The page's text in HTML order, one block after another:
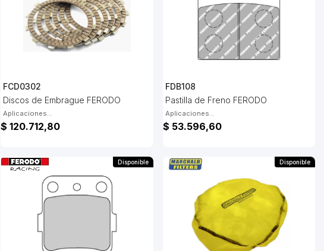
FCD0302
Discos de Embrague FERODO
Aplicaciones...
$ 120.712,80
FDB108
Pastilla de Freno FERODO
Aplicaciones...
$ 53.596,60
Disponible Disponible